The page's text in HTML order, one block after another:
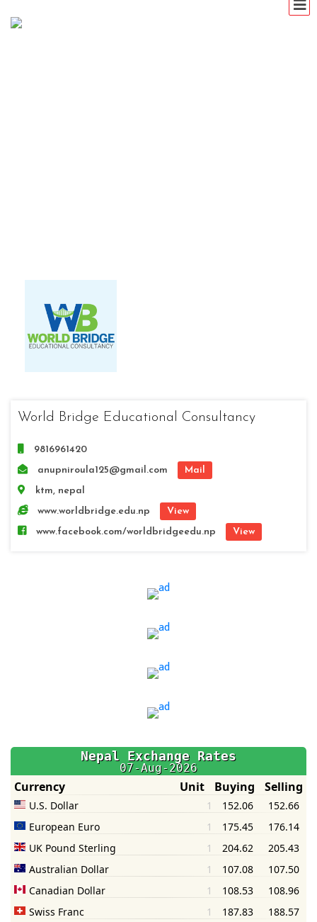
World Bridge Educational Consultancy
9816961420
anupniroula125@gmail.com
Mail
ktm, nepal
www.worldbridge.edu.np
View
www.facebook.com/worldbridgeedu.np
View